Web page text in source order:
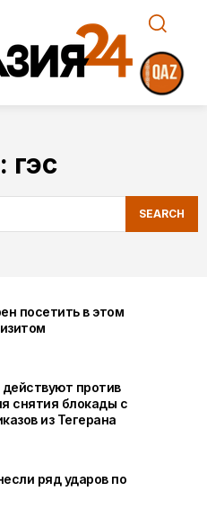
гэс
SEARCH
посетить в этом
против
снятия блокады с
из Тегерана
ряд ударов по